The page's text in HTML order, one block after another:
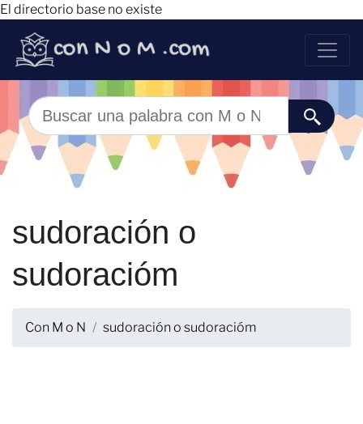
El directorio base no existe
sudoración o
sudoracióm
Con M o N sudoración o sudoracióm